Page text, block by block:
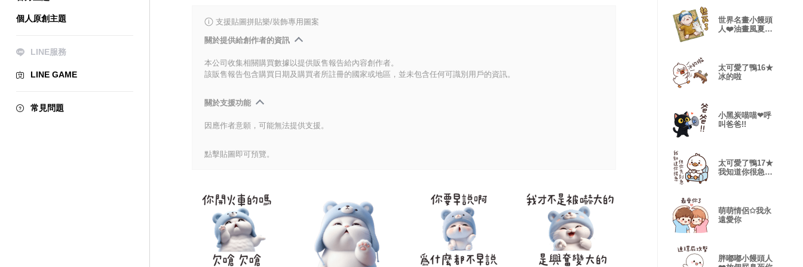
個人原創主題
LINE服務
LINE GAME
常見問題
支援貼圖拼貼樂/裝飾專用圖案
關於提供給創作者的資訊
本公司收集相關購買數據以提供販售報告給內容創作者。
該販售報告包含購買日期及購買者所註冊的國家或地區，並未包含任何可識別用戶的資訊。
關於支援功能
因應作者意願，可能無法提供支援。
點擊貼圖即可預覽。
世界名畫小饅頭
人❤️油畫風夏天
太可愛了鴨16★
冰的啦
小黑炭喵喵❤呼
叫爸爸!!
太可愛了鴨17★
我知道你很急但
萌萌情侶✩我永
遠愛你
胖嘟嘟小饅頭人